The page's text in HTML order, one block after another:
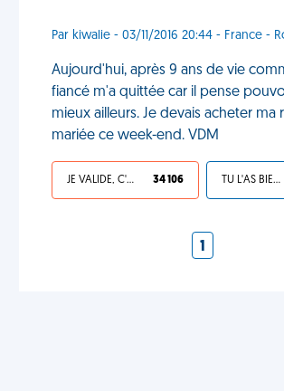
Par kiwalie - 03/11/2016 20:44 - France -
Aujourd'hui, après 9 ans de vie
fiancé m'a quittée car il pense
mieux ailleurs. Je devais acheter ma
mariée ce week-end. VDM
JE VALIDE, C'EST UNE VDM 34 106 TU L'AS BIEN MÉRITÉ
1